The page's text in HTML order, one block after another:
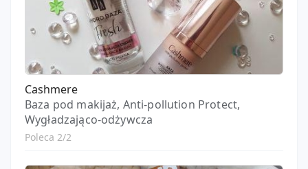
Cashmere
Baza pod makijaż, Anti-pollution Protect,
Wygładzająco-odżywcza
Poleca 2/2